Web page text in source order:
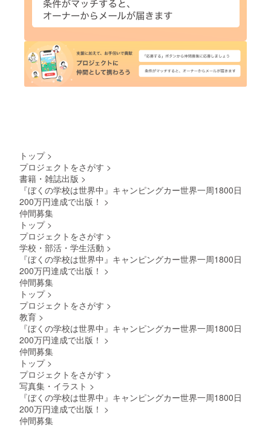
トップ >
プロジェクトをさがす >
書籍・雑誌出版 >
『ぼくの学校は世界中』キャンピングカー世界一周1800日
200万円達成で出版！ >
仲間募集
トップ >
プロジェクトをさがす >
学校・部活・学生活動 >
『ぼくの学校は世界中』キャンピングカー世界一周1800日
200万円達成で出版！ >
仲間募集
トップ >
プロジェクトをさがす >
教育 >
『ぼくの学校は世界中』キャンピングカー世界一周1800日
200万円達成で出版！ >
仲間募集
トップ >
プロジェクトをさがす >
写真集・イラスト >
『ぼくの学校は世界中』キャンピングカー世界一周1800日
200万円達成で出版！ >
仲間募集